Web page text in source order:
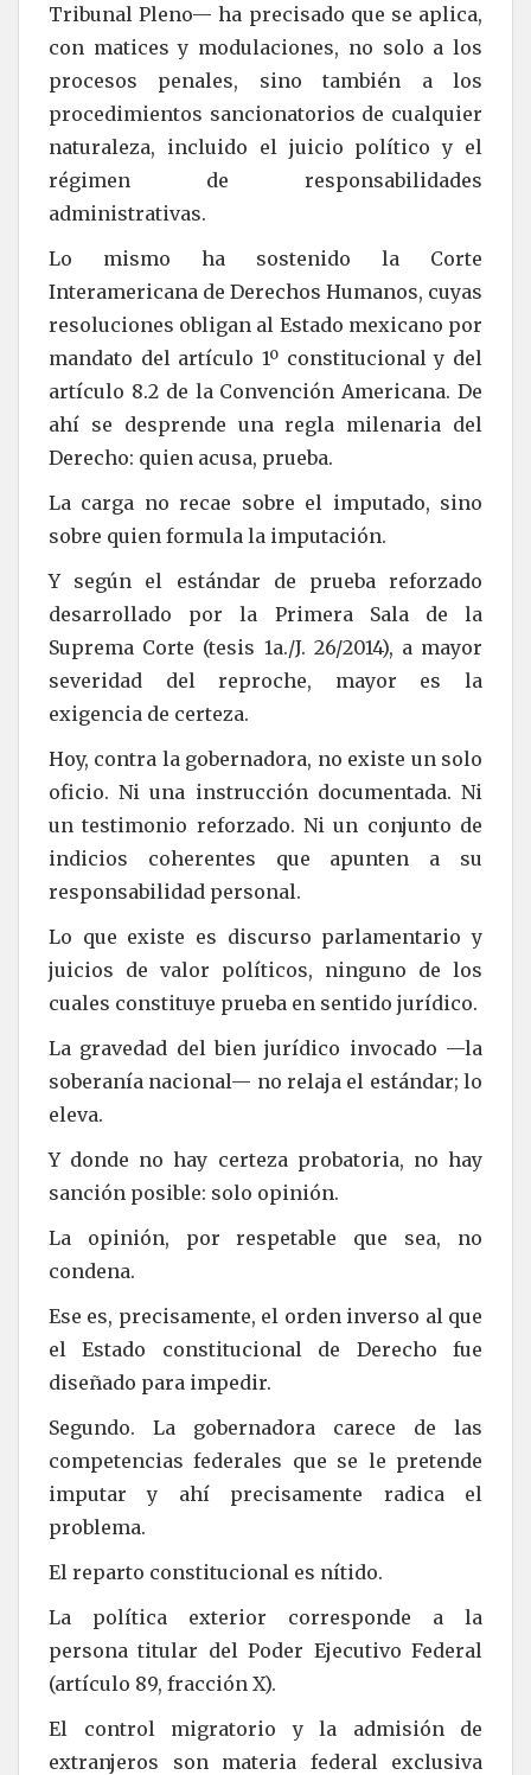
Tribunal Pleno— ha precisado que se aplica,
con matices y modulaciones, no solo a los
procesos penales, sino también a los
procedimientos sancionatorios de cualquier
naturaleza, incluido el juicio político y el
régimen de responsabilidades
administrativas.
Lo mismo ha sostenido la Corte
Interamericana de Derechos Humanos, cuyas
resoluciones obligan al Estado mexicano por
mandato del artículo 1º constitucional y del
artículo 8.2 de la Convención Americana. De
ahí se desprende una regla milenaria del
Derecho: quien acusa, prueba.
La carga no recae sobre el imputado, sino
sobre quien formula la imputación.
Y según el estándar de prueba reforzado
desarrollado por la Primera Sala de la
Suprema Corte (tesis 1a./J. 26/2014), a mayor
severidad del reproche, mayor es la
exigencia de certeza.
Hoy, contra la gobernadora, no existe un solo
oficio. Ni una instrucción documentada. Ni
un testimonio reforzado. Ni un conjunto de
indicios coherentes que apunten a su
responsabilidad personal.
Lo que existe es discurso parlamentario y
juicios de valor políticos, ninguno de los
cuales constituye prueba en sentido jurídico.
La gravedad del bien jurídico invocado —la
soberanía nacional— no relaja el estándar; lo
eleva.
Y donde no hay certeza probatoria, no hay
sanción posible: solo opinión.
La opinión, por respetable que sea, no
condena.
Ese es, precisamente, el orden inverso al que
el Estado constitucional de Derecho fue
diseñado para impedir.
Segundo. La gobernadora carece de las
competencias federales que se le pretende
imputar y ahí precisamente radica el
problema.
El reparto constitucional es nítido.
La política exterior corresponde a la
persona titular del Poder Ejecutivo Federal
(artículo 89, fracción X).
El control migratorio y la admisión de
extranjeros son materia federal exclusiva